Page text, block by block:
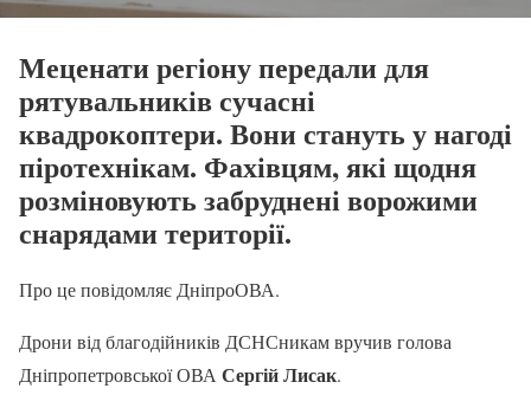
Меценати регіону передали для
рятувальників сучасні
квадрокоптери. Вони стануть у нагоді
піротехнікам. Фахівцям, які щодня
розміновують забруднені ворожими
снарядами території.
Про це повідомляє ДніпроОВА.
Дрони від благодійників ДСНСникам вручив голова
Дніпропетровської ОВАСергій Лисак.